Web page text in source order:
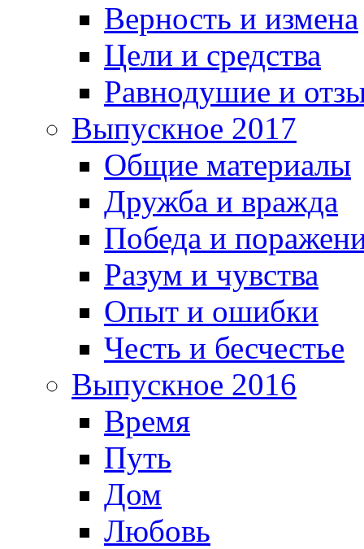
Верность и измена
Цели и средства
Равнодушие и
Выпускное 2017
Общие материалы
Дружба и вражда
Победа и
Разум и чувства
Опыт и ошибки
Честь и бесчестье
Выпускное 2016
Время
Путь
Дом
Любовь